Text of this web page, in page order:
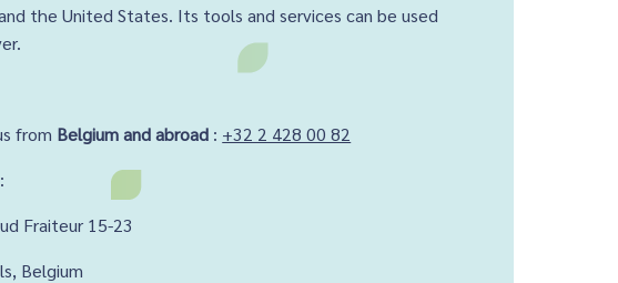
the United States. Its tools and services can be used
from Belgium and abroad : +32 2 428 00 82
Fraiteur 15-23
Belgium